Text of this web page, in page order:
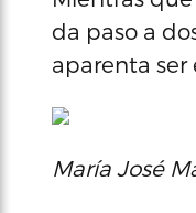
da paso a
aparenta ser
María José